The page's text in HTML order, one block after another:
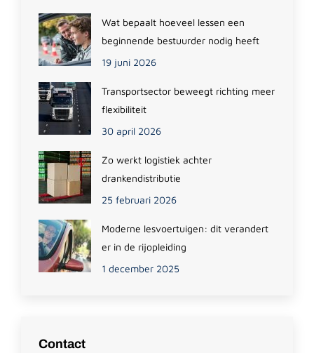
Wat bepaalt hoeveel lessen een
beginnende bestuurder nodig heeft
19 juni 2026
Transportsector beweegt richting meer
flexibiliteit
30 april 2026
Zo werkt logistiek achter
drankendistributie
25 februari 2026
Moderne lesvoertuigen: dit verandert
er in de rijopleiding
1 december 2025
Contact